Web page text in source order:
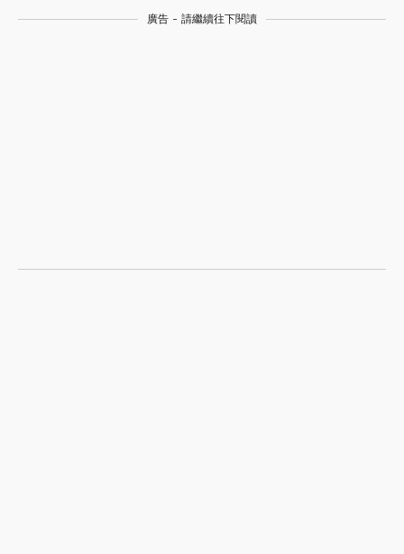
廣告 - 請繼續往下閱讀